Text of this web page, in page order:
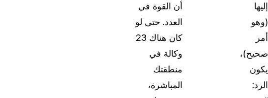
إليها
(وهو
أمر
صحيح)،
يكون
الرد:
أن القوة في
العدد. حتى لو
كان هناك 23
وكالة في
منطقتك
المباشرة،